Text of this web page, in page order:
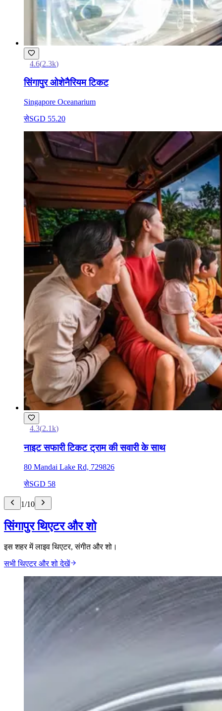
4.6(2.3k)
सिंगापुर ओशेनैरियम टिकट
Singapore Oceanarium
सेSGD 55.20
4.3(2.1k)
नाइट सफारी टिकट ट्राम की सवारी के साथ
80 Mandai Lake Rd, 729826
सेSGD 58
1/10
सिंगापुर थिएटर और शो
इस शहर में लाइव थिएटर, संगीत और शो।
सभी थिएटर और शो देखें